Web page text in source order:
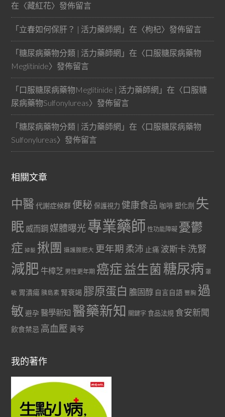
在〈藏紅花〉發佈留言
「立春如何保肝？ | 活力藥師網 」在〈枸杞〉發佈留言
「糖尿病藥物分類 | 活力藥師網 」在〈口服糖尿病藥物
Meglitinide〉發佈留言
「口服糖尿病藥物Meglitinide | 活力藥師網 」在〈口服糖
尿病藥物Sulfonylureas〉發佈留言
「糖尿病藥物分類 | 活力藥師網 」在〈口服糖尿病藥物
Sulfonylureas〉發佈留言
相關文章
中醫代謝症候群 便秘 保護視力 健康食品 咖啡 塑化劑 失
眠 威而鋼 媒體曝光專業藥師 性功能障礙 憂鬱
症 掉髮 揪團 攝護腺肥大 更年期 柔沛 止痛 波斯卡 洗腎
減肥 牛樟芝 男性更年期 癌症益生菌 糖尿病 罩
敏 胃潰瘍 胰島素 腎衰竭 膠原蛋白 膽固醇 自言自語 豐胸 過
敏 避孕 醫學新知 醫藥新知 關鍵字 食品法規 食安新聞
飲食禁忌 高血壓 黃芩
我的著作